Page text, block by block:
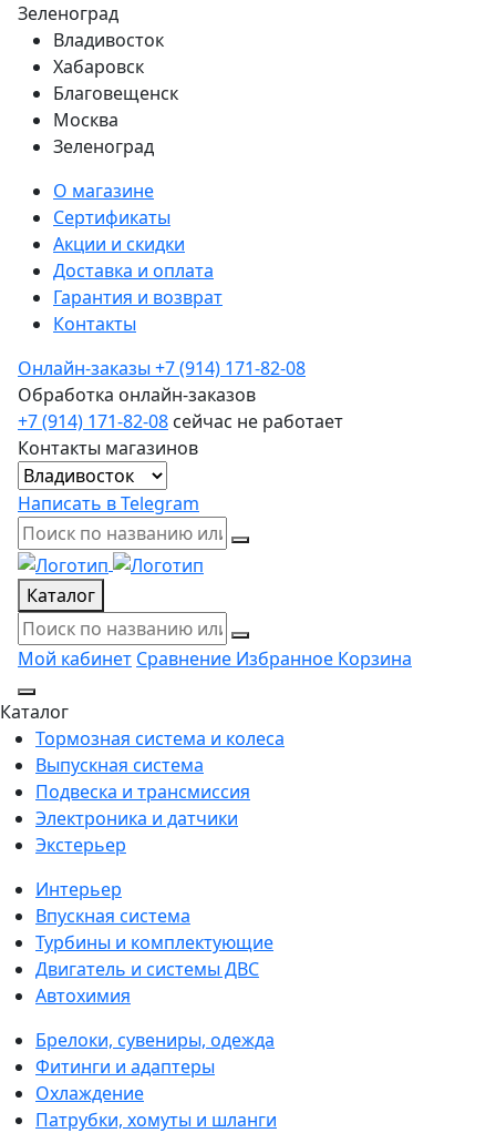
Зеленоград
Владивосток
Хабаровск
Благовещенск
Москва
Зеленоград
О магазине
Сертификаты
Акции и скидки
Доставка и оплата
Гарантия и возврат
Контакты
Онлайн-заказы +7 (914) 171-82-08
Обработка онлайн-заказов
+7 (914) 171-82-08 сейчас не работает
Контакты магазинов
Написать в Telegram
Каталог
Мой кабинет Сравнение Избранное Корзина
Каталог
Тормозная система и колеса
Выпускная система
Подвеска и трансмиссия
Электроника и датчики
Экстерьер
Интерьер
Впускная система
Турбины и комплектующие
Двигатель и системы ДВС
Автохимия
Брелоки, сувениры, одежда
Фитинги и адаптеры
Охлаждение
Патрубки, хомуты и шланги